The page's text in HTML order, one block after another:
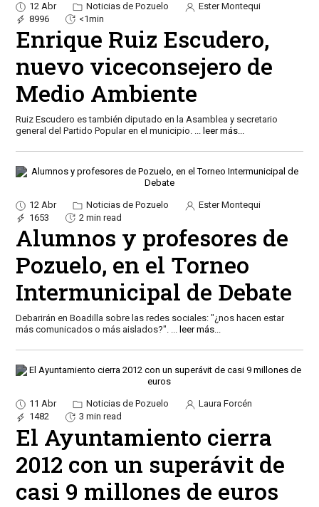
12 Abr Noticias de Pozuelo
Ester Montequi
8996
<1min
Enrique Ruiz Escudero,
nuevo viceconsejero de
Medio Ambiente
Ruiz Escudero es también diputado en la Asamblea y secretario
general del Partido Popular en el municipio. ... leer más...
12 Abr Noticias de Pozuelo
Ester Montequi
1653
2 min read
Alumnos y profesores de
Pozuelo, en el Torneo
Intermunicipal de Debate
Debarirán en Boadilla sobre las redes sociales: "¿nos hacen estar
más comunicados o más aislados?". ... leer más...
11 Abr Noticias de Pozuelo
Laura Forcén
1482
3 min read
El Ayuntamiento cierra
2012 con un superávit de
casi 9 millones de euros